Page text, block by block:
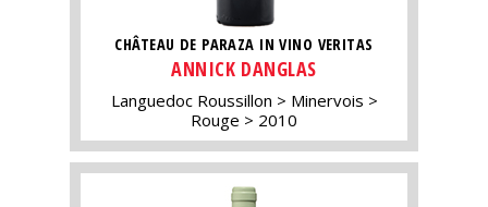
CHÂTEAU DE PARAZA IN VINO VERITAS
ANNICK DANGLAS
Languedoc Roussillon
Minervois
Rouge
2010